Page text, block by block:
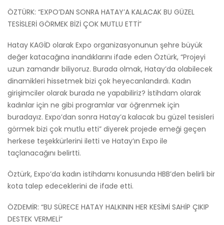
ÖZTÜRK: “EXPO’DAN SONRA HATAY’A KALACAK BU GÜZEL
TESİSLERİ GÖRMEK BİZİ ÇOK MUTLU ETTİ”
Hatay KAGİD olarak Expo organizasyonunun şehre büyük
değer katacağına inandıklarını ifade eden Öztürk, “Projeyi
uzun zamandır biliyoruz. Burada olmak, Hatay’da olabilecek
dinamikleri hissetmek bizi çok heyecanlandırdı. Kadın
girişimciler olarak burada ne yapabiliriz? İstihdam olarak
kadınlar için ne gibi programlar var öğrenmek için
buradayız. Expo’dan sonra Hatay’a kalacak bu güzel tesisleri
görmek bizi çok mutlu etti” diyerek projede emeği geçen
herkese teşekkürlerini iletti ve Hatay’ın Expo ile
taçlanacağını belirtti.
Öztürk, Expo’da kadın istihdamı konusunda HBB’den belirli bir
kota talep edeceklerini de ifade etti.
ÖZDEMİR: “BU SÜRECE HATAY HALKININ HER KESİMİ SAHİP ÇIKIP
DESTEK VERMELİ”